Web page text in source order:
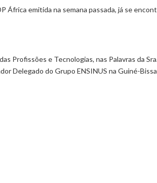
África emitida na semana passada, já se
Profissões e Tecnologias, nas Palavras da
Delegado do Grupo ENSINUS na Guiné-